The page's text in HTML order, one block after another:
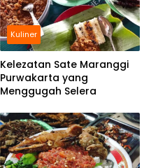
Kuliner
Kelezatan Sate Maranggi
Purwakarta yang
Menggugah Selera